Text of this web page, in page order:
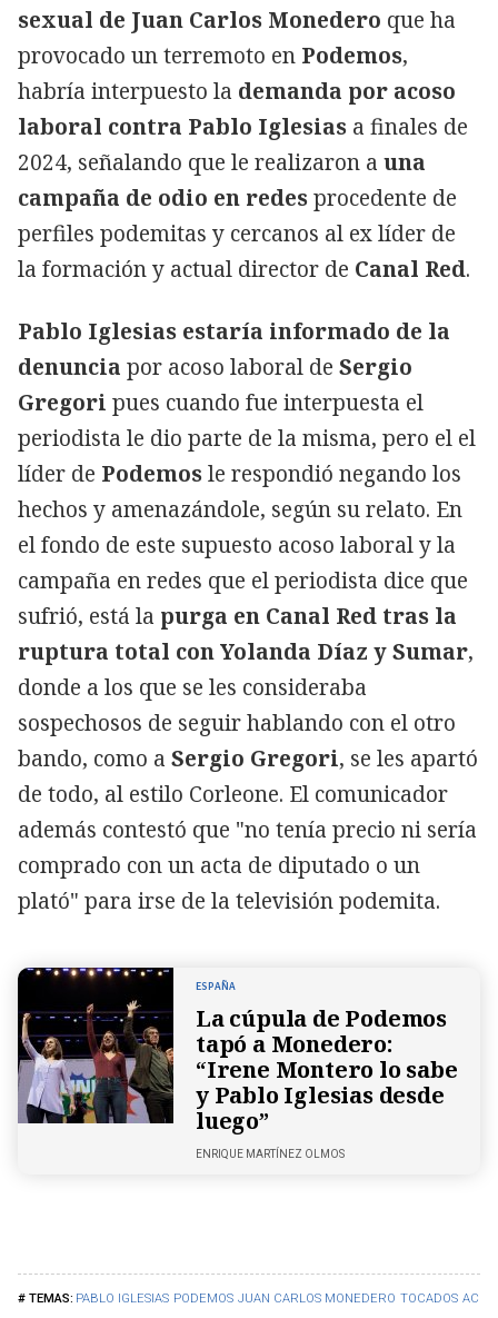
PABLO IGLESIAS PODEMOS JUAN CARLOS MONEDERO TOCADOS
sexual de Juan Carlos Monedero que ha
provocado un terremoto en Podemos,
habría interpuesto la demanda por acoso
laboral contra Pablo Iglesias a finales de
2024, señalando que le realizaron a una
campaña de odio en redesprocedente de
perfiles podemitas y cercanos al ex líder de
la formación y actual director de Canal Red.
Pablo Iglesias estaría informado de la
denuncia por acoso laboral de Sergio
Gregori pues cuando fue interpuesta el
periodista le dio parte de la misma, pero el el
líder de Podemosle respondió negando los
hechos y amenazándole, según su relato. En
el fondo de este supuesto acoso laboral y la
campaña en redes que el periodista dice que
sufrió, está la purga en Canal Red tras la
ruptura total con Yolanda Díaz y Sumar,
donde a los que se les consideraba
sospechosos de seguir hablando con el otro
bando, como a Sergio Gregori, se les apartó
de todo, al estilo Corleone. El comunicador
además contestó que "no tenía precio ni sería
comprado con un acta de diputado o un
plató" para irse de la televisión podemita.
ESPAÑA
La cúpula de Podemos
tapó a Monedero:
“Irene Montero lo sabe
y Pablo Iglesias desde
luego”
ENRIQUE MARTÍNEZ OLMOS